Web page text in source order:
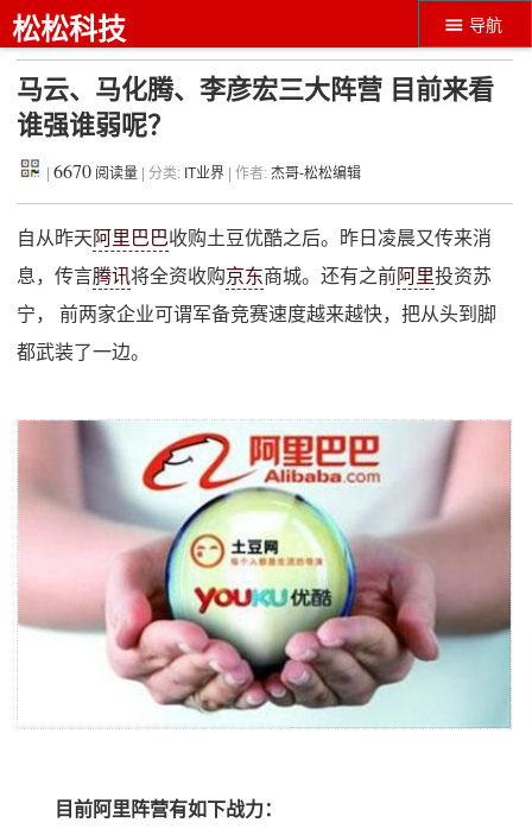
导航
松松科技
马云、马化腾、李彦宏三大阵营 目前来看
谁强谁弱呢？
|6670 阅读量 | 分类: IT业界 | 作者:杰哥-松松编辑
自从昨天 阿里巴巴收购土豆优酷之后。昨日凌晨又传来消
息，传言腾讯将全资收购京东商城。还有之前阿里投资苏
宁， 前两家企业可谓军备竞赛速度越来越快，把从头到脚
都武装了一边。
目前阿里阵营有如下战力：